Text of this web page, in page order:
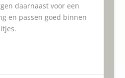
daarnaast voor een
en passen goed binnen